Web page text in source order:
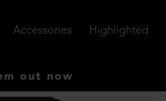
Accessories Highlighted